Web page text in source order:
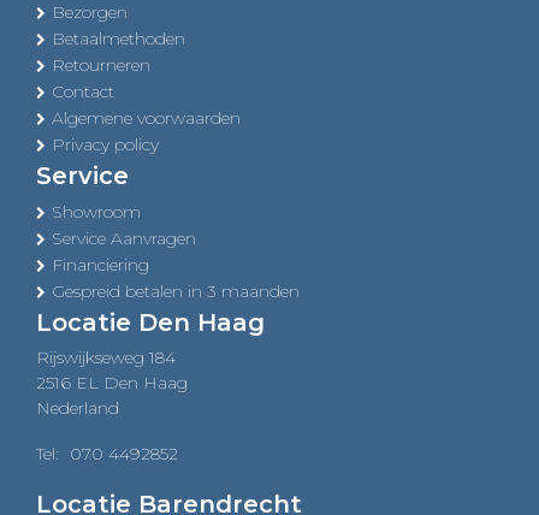
Bezorgen
Betaalmethoden
Retourneren
Contact
Algemene voorwaarden
Privacy policy
Service
Showroom
Service Aanvragen
Financiering
Gespreid betalen in 3 maanden
Locatie Den Haag
Rijswijkseweg 184
2516 EL Den Haag
Nederland
Tel: 070 4492852
Locatie Barendrecht